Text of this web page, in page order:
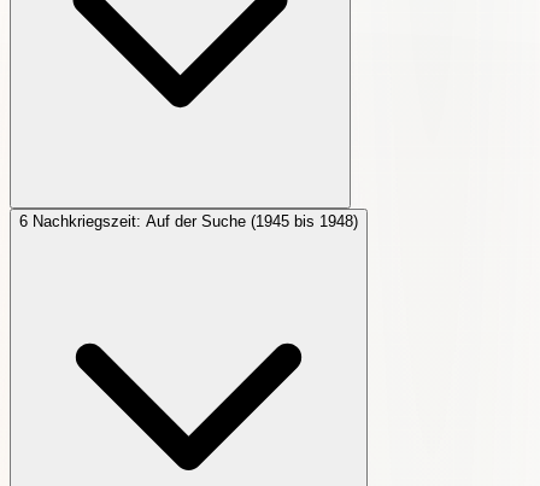
6 Nachkriegszeit: Auf der Suche (1945 bis 1948)